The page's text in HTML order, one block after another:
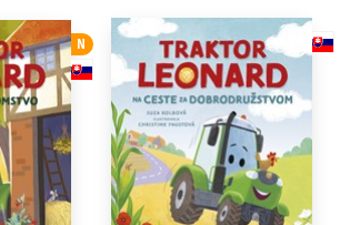
Učebnice
Umenie a kultúra
Young adult
Young adult (SK)
Zdravie a životný štýl
Všetky tituly
N